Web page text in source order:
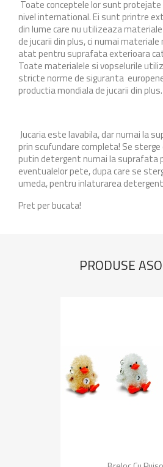
Toate conceptele lor sunt
nivel international. Ei sunt printre
din lume care nu utilizeaza
de jucarii din plus, ci numai
atat pentru suprafata exterioara
Toate materialele si vopselurile
stricte norme de siguranta
productia mondiala de jucarii din plus.
Jucaria este lavabila, dar numai la
prin scufundare completa! Se sterge
putin detergent numai la suprafata
eventualelor pete, dupa care se
umeda, pentru inlaturarea
Pret per bucata!
PRODUSE